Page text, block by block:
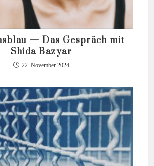
— Das Gespräch mit
Shida Bazyar
22. November 2024